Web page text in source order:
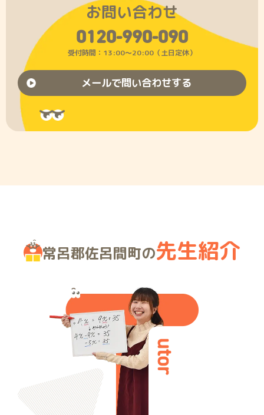
お問い合わせ
0120-990-090
受付時間：13:00〜20:00（土日定休）
メールで問い合わせする
常呂郡佐呂間町の先生紹介